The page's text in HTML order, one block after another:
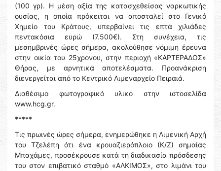
(100 γρ). Η μέση αξία της κατασχεθείσας ναρκωτικής
ουσίας, η οποία πρόκειται να αποσταλεί στο Γενικό
Χημείο του Κράτους, υπερβαίνει τις επτά χιλιάδες
πεντακόσια ευρώ (7.500€). Στη συνέχεια, τις
μεσημβρινές ώρες σήμερα, ακολούθησε νόμιμη έρευνα
στην οικία του 25χρονου, στην περιοχή «ΚΑΡΤΕΡΑΔΟΣ»
Θήρας, με αρνητικά αποτελέσματα. Προανάκριση
διενεργείται από το Κεντρικό Λιμεναρχείο Πειραιά.
Διαθέσιμο φωτογραφικό υλικό στην ιστοσελίδα
www.hcg.gr.
*****
Τις πρωινές ώρες σήμερα, ενημερώθηκε η Λιμενική Αρχή
του Τζελέπη ότι ένα κρουαζιερόπλοιο (Κ/Ζ) σημαίας
Μπαχάμες, προσέκρουσε κατά τη διαδικασία πρόσδεσης
του στον επιβατικό σταθμό «ΑΛΚΙΜΟΣ», στο λιμάνι του